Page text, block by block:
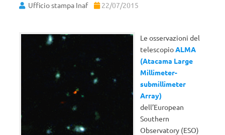
Ufficio stampa Inaf 22/07/2015
Le osservazioni del
telescopioALMA
(Atacama Large
Millimeter-
submillimeter
Array)
dell’European
Southern
Observatory (ESO)